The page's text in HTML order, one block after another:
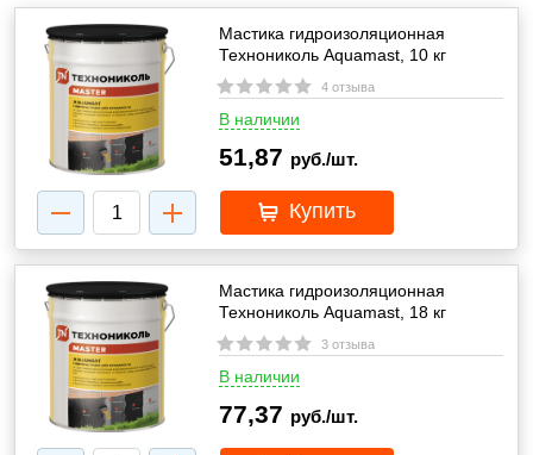
Мастика гидроизоляционная
Технониколь Aquamast, 10 кг
4 отзыва
В наличии
51,87 руб./шт.
Купить
Мастика гидроизоляционная
Технониколь Aquamast, 18 кг
3 отзыва
В наличии
77,37 руб./шт.